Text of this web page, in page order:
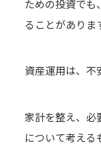
ための投資でも
ることがありま
資産運用は、不
家計を整え、必
について考える